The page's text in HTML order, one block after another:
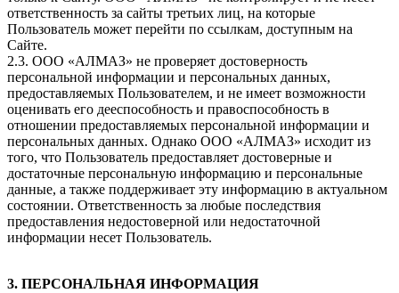
ответственность за сайты третьих лиц, на которые
Пользователь может перейти по ссылкам, доступным на
Сайте.
2.3. ООО «АЛМАЗ» не проверяет достоверность
персональной информации и персональных данных,
предоставляемых Пользователем, и не имеет возможности
оценивать его дееспособность и правоспособность в
отношении предоставляемых персональной информации и
персональных данных. Однако ООО «АЛМАЗ» исходит из
того, что Пользователь предоставляет достоверные и
достаточные персональную информацию и персональные
данные, а также поддерживает эту информацию в актуальном
состоянии. Ответственность за любые последствия
предоставления недостоверной или недостаточной
информации несет Пользователь.
3. ПЕРСОНАЛЬНАЯ ИНФОРМАЦИЯ